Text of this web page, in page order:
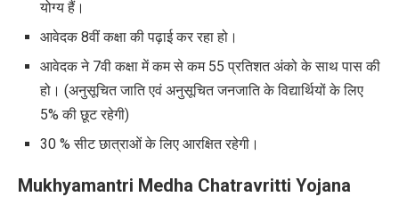
योग्य हैं।
आवेदक8वीं कक्षा की पढ़ाई कर रहा हो।
आवेदक ने 7वी कक्षा में कम से कम 55 प्रतिशत अंको के साथ पास की
हो। (अनुसूचित जाति एवं अनुसूचित जनजाति के विद्यार्थियों के लिए
5% की छूट रहेगी)
30 %सीट छात्राओं के लिए आरक्षित रहेगी।
Mukhyamantri Medha Chatravritti Yojana